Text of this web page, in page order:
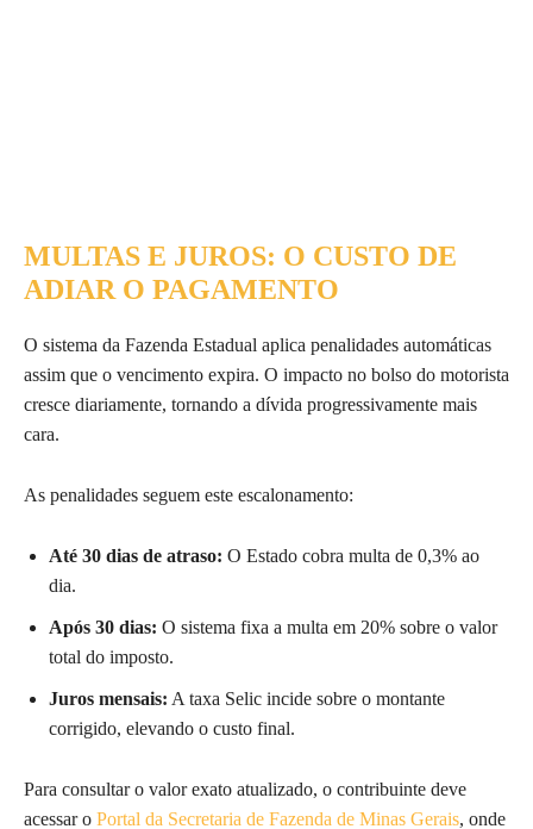
MULTAS E JUROS: O CUSTO DE
ADIAR O PAGAMENTO
O sistema da Fazenda Estadual aplica penalidades automáticas
assim que o vencimento expira. O impacto no bolso do motorista
cresce diariamente, tornando a dívida progressivamente mais
cara.
As penalidades seguem este escalonamento:
Até 30 dias de atraso: O Estado cobra multa de 0,3% ao
dia.
Após 30 dias: O sistema fixa a multa em 20% sobre o valor
total do imposto.
Juros mensais: A taxa Selic incide sobre o montante
corrigido, elevando o custo final.
Para consultar o valor exato atualizado, o contribuinte deve
acessar o Portal da Secretaria de Fazenda de Minas Gerais, onde